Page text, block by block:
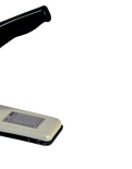
В корзину